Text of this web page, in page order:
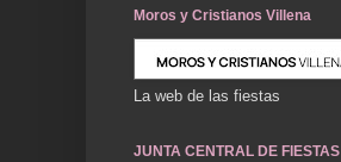
Moros y Cristianos Villena
La web de las fiestas
JUNTA CENTRAL DE FIESTAS